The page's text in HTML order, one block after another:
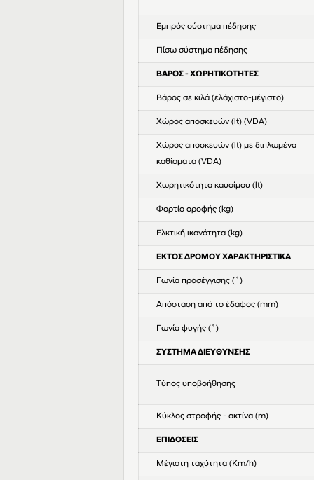
Εμπρός σύστημα πέδησης
Πίσω σύστημα πέδησης
ΒΑΡΟΣ - ΧΩΡΗΤΙΚΟΤΗΤΕΣ
Βάρος σε κιλά (ελάχιστο-μέγιστο)
Χώρος αποσκευών (lt) (VDA)
Χώρος αποσκευών (lt) με διπλωμένα
καθίσματα (VDA)
Χωρητικότητα καυσίμου (lt)
Φορτίο οροφής (kg)
Ελκτική ικανότητα (kg)
ΕΚΤΟΣ ΔΡΟΜΟΥ ΧΑΡΑΚΤΗΡΙΣΤΙΚΑ
Γωνία προσέγγισης (˚)
Απόσταση από το έδαφος (mm)
Γωνία φυγής (˚)
ΣΥΣΤΗΜΑ ΔΙΕΥΘΥΝΣΗΣ
Τύπος υποβοήθησης
Κύκλος στροφής - ακτίνα (m)
ΕΠΙΔΟΣΕΙΣ
Μέγιστη ταχύτητα (Km/h)